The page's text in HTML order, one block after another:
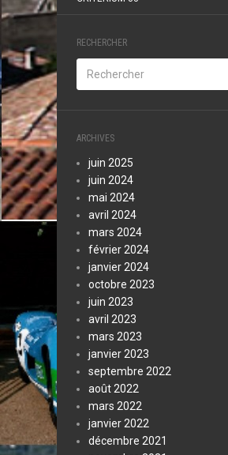
RECHERCHER
ARCHIVES
juin 2025
juin 2024
mai 2024
avril 2024
mars 2024
février 2024
janvier 2024
octobre 2023
juin 2023
avril 2023
mars 2023
janvier 2023
septembre 2022
août 2022
mars 2022
janvier 2022
décembre 2021